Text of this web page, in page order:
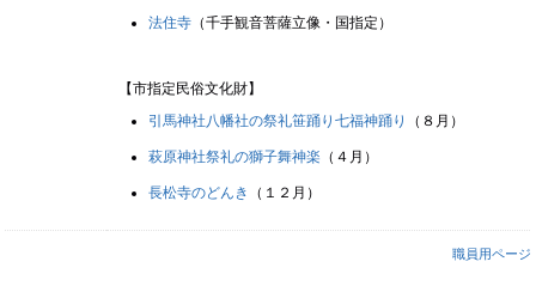
法住寺 （千手観音菩薩立像・国指定）
【市指定民俗文化財】
引馬神社八幡社の祭礼笹踊り七福神踊り
（８月）
萩原神社祭礼の獅子舞神楽 （４月）
長松寺のどんき （１２月）
職員用ページ